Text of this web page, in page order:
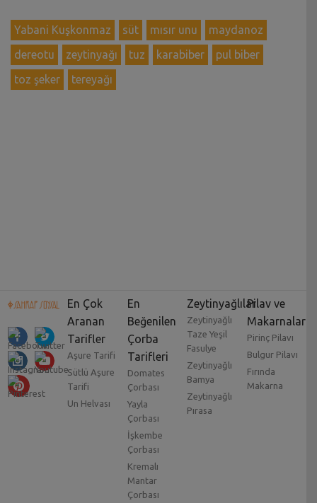
Yabani Kuşkonmaz süt mısır unu
maydanoz
dereotu
zeytinyağı tuz karabiber
pul biber
toz şeker
tereyağı
En Çok
Aranan
Tarifler
Aşure Tarifi
Sütlü Aşure
Tarifi
Un Helvası
En
Beğenilen
Çorba
Tarifleri
Domates
Çorbası
Yayla
Çorbası
İşkembe
Çorbası
Kremalı
Mantar
Çorbası
Zeytinyağlılar
Zeytinyağlı
Taze Yeşil
Fasulye
Zeytinyağlı
Bamya
Zeytinyağlı
Pırasa
Pilav ve
Makarnalar
Pirinç Pilavı
Bulgur Pilavı
Fırında
Makarna